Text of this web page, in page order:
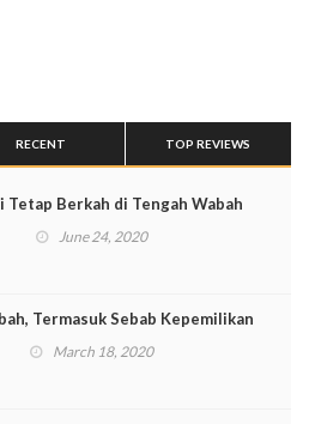
RECENT TOP REVIEWS
Tetap Berkah di Tengah Wabah
June 24, 2020
Termasuk Sebab Kepemilikan
March 18, 2020